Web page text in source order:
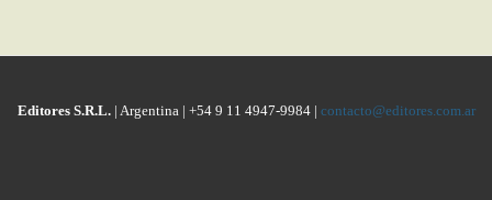
Editores S.R.L.| Argentina | +54 9 11 4947-9984 | contacto@editores.com.ar